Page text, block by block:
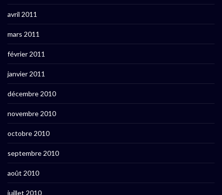
avril 2011
mars 2011
février 2011
janvier 2011
décembre 2010
novembre 2010
octobre 2010
septembre 2010
août 2010
juillet 2010